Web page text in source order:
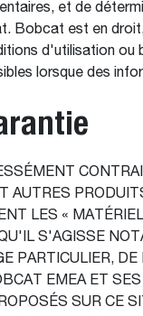
et de
Bobcat est en
d'utilisation ou
lorsque des
AUTRES
LES «
S'AGISSE
PARTICULIER,
EMEA ET
SUR CE